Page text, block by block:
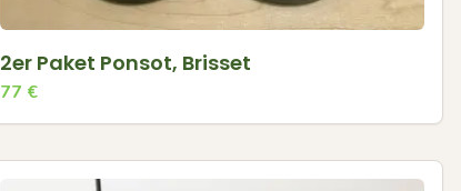
2er Paket Ponsot, Brisset
77 €